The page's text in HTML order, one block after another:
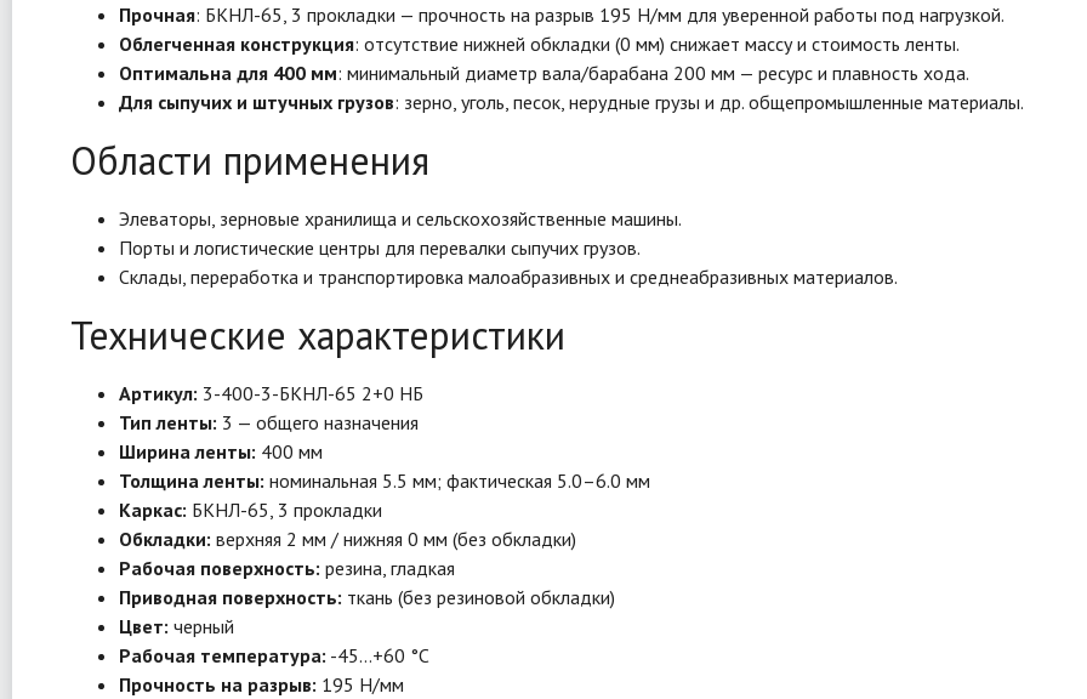
Прочная: БКНЛ-65, 3 прокладки — прочность на разрыв 195 Н/мм для уверенной работы под нагрузкой.
Облегченная конструкция: отсутствие нижней обкладки (0 мм) снижает массу и стоимость ленты.
Оптимальна для 400 мм: минимальный диаметр вала/барабана 200 мм — ресурс и плавность хода.
Для сыпучих и штучных грузов: зерно, уголь, песок, нерудные грузы и др. общепромышленные материалы.
Области применения
Элеваторы, зерновые хранилища и сельскохозяйственные машины.
Порты и логистические центры для перевалки сыпучих грузов.
Склады, переработка и транспортировка малоабразивных и среднеабразивных материалов.
Технические характеристики
Артикул: 3-400-3-БКНЛ-65 2+0 НБ
Тип ленты: 3 — общего назначения
Ширина ленты: 400 мм
Толщина ленты: номинальная 5.5 мм; фактическая 5.0–6.0 мм
Каркас: БКНЛ-65, 3 прокладки
Обкладки: верхняя 2 мм / нижняя 0 мм (без обкладки)
Рабочая поверхность: резина, гладкая
Приводная поверхность: ткань (без резиновой обкладки)
Цвет: черный
Рабочая температура: -45…+60 °C
Прочность на разрыв: 195 Н/мм